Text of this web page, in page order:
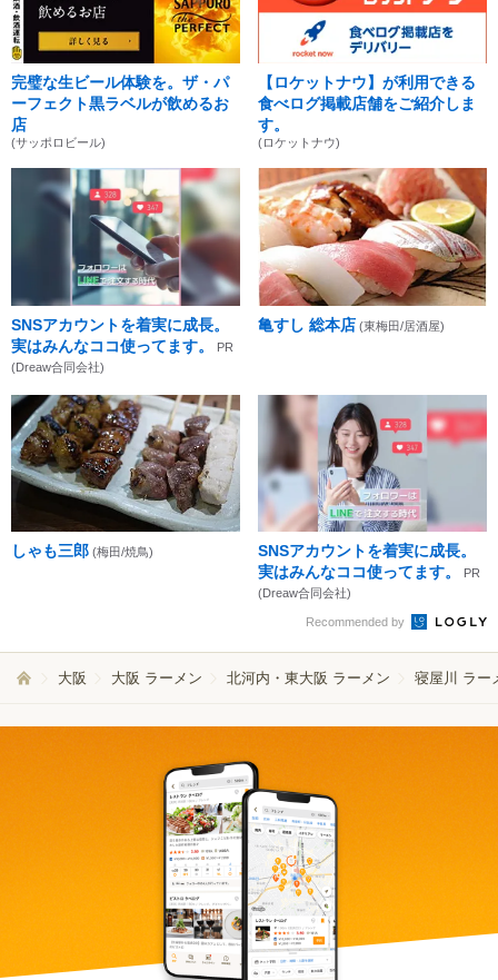
完璧な生ビール体験を。ザ・パ
ーフェクト黒ラベルが飲めるお
店
(サッポロビール)
【ロケットナウ】が利用できる
食べログ掲載店舗をご紹介しま
す。
(ロケットナウ)
SNSアカウントを着実に成長。
実はみんなココ使ってます。
PR
(Dreaw合同会社)
亀すし 総本店 (東梅田/居酒屋)
しゃも三郎 (梅田/焼鳥)
SNSアカウントを着実に成長。
実はみんなココ使ってます。
PR
(Dreaw合同会社)
Recommended by
大阪 大阪 ラーメン 北河内・東大阪 ラーメン 寝屋川 ラー